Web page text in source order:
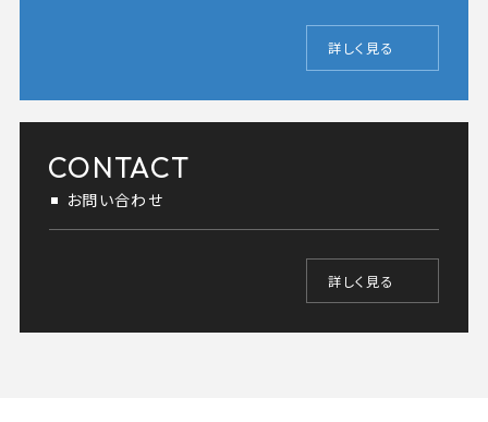
詳しく見る
CONTACT
お問い合わせ
詳しく見る